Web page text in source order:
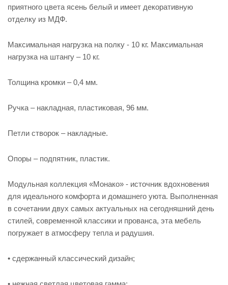
приятного цвета ясень белый и имеет декоративную
отделку из МДФ.
Максимальная нагрузка на полку - 10 кг. Максимальная
нагрузка на штангу – 10 кг.
Толщина кромки – 0,4 мм.
Ручка – накладная, пластиковая, 96 мм.
Петли створок – накладные.
Опоры – подпятник, пластик.
Модульная коллекция «Монако» - источник вдохновения
для идеального комфорта и домашнего уюта. Выполненная
в сочетании двух самых актуальных на сегодняшний день
стилей, современной классики и прованса, эта мебель
погружает в атмосферу тепла и радушия.
• сдержанный классический дизайн;